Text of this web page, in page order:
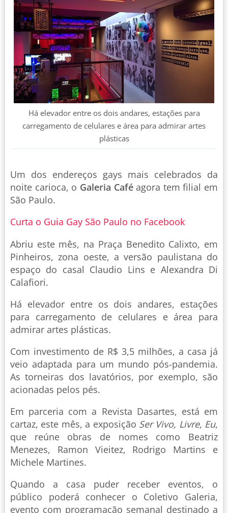
Há elevador entre os dois andares, estações para
carregamento de celulares e área para admirar artes
plásticas
Um dos endereços gays mais celebrados da
noite carioca, o Galeria Caféagora tem filial em
São Paulo.
Curta o Guia Gay São Paulo no Facebook
Abriu este mês, na Praça Benedito Calixto, em
Pinheiros, zona oeste, a versão paulistana do
espaço do casal Claudio Lins e Alexandra Di
Calafiori.
Há elevador entre os dois andares, estações
para carregamento de celulares e área para
admirar artes plásticas.
Com investimento de R$ 3,5 milhões, a casa já
veio adaptada para um mundo pós-pandemia.
As torneiras dos lavatórios, por exemplo, são
acionadas pelos pés.
Em parceria com a Revista Dasartes, está em
cartaz, este mês, a exposição Ser Vivo, Livre, Eu,
que reúne obras de nomes como Beatriz
Menezes, Ramon Vieitez, Rodrigo Martins e
Michele Martines.
Quando a casa puder receber eventos, o
público poderá conhecer o Coletivo Galeria,
evento com programação semanal destinado a